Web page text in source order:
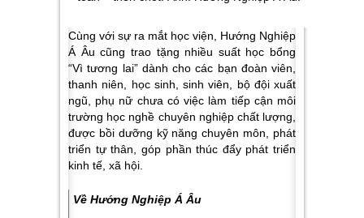
Cùng với sự ra mắt học viện, Hướng Nghiệp
Á Âu cũng trao tặng nhiều suất học bổng
“Vì tương lai” dành cho các bạn đoàn viên,
thanh niên, học sinh, sinh viên, bộ đội xuất
ngũ, phụ nữ chưa có việc làm tiếp cận môi
trường học nghề chuyên nghiệp chất lượng,
được bồi dưỡng kỹ năng chuyên môn, phát
triển tự thân, góp phần thúc đẩy phát triển
kinh tế, xã hội.
Về Hướng Nghiệp Á Âu